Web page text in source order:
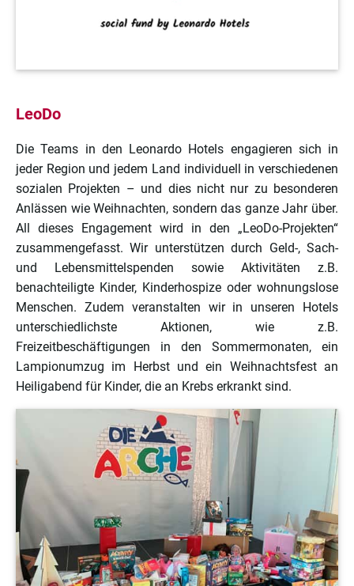
LeoDo
Die Teams in den Leonardo Hotels engagieren sich in
jeder Region und jedem Land individuell in verschiedenen
sozialen Projekten – und dies nicht nur zu besonderen
Anlässen wie Weihnachten, sondern das ganze Jahr über.
All dieses Engagement wird in den „LeoDo-Projekten“
zusammengefasst. Wir unterstützen durch Geld-, Sach-
und Lebensmittelspenden sowie Aktivitäten z.B.
benachteiligte Kinder, Kinderhospize oder wohnungslose
Menschen. Zudem veranstalten wir in unseren Hotels
unterschiedlichste Aktionen, wie z.B.
Freizeitbeschäftigungen in den Sommermonaten, ein
Lampionumzug im Herbst und ein Weihnachtsfest an
Heiligabend für Kinder, die an Krebs erkrankt sind.